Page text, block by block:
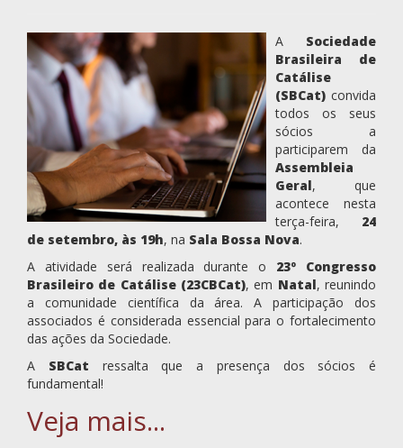
A Sociedade
Brasileira de
Catálise
(SBCat) convida
todos os seus
sócios a
participarem da
Assembleia
Geral, que
acontece nesta
terça-feira, 24
de setembro, às 19h, na Sala Bossa Nova.
A atividade será realizada durante o 23º Congresso
Brasileiro de Catálise (23CBCat), em Natal, reunindo
a comunidade científica da área. A participação dos
associados é considerada essencial para o fortalecimento
das ações da Sociedade.
A SBCat ressalta que a presença dos sócios é
fundamental!